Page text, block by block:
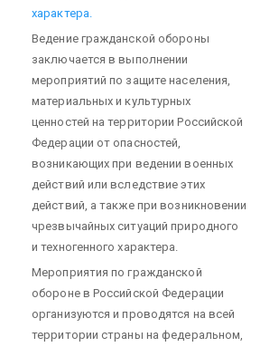
характера.
Ведение гражданской обороны
заключается в выполнении
мероприятий по защите населения,
материальных и культурных
ценностей на территории Российской
Федерации от опасностей,
возникающих при ведении военных
действий или вследствие этих
действий, а также при возникновении
чрезвычайных ситуаций природного
и техногенного характера.
Мероприятия по гражданской
обороне в Российской Федерации
организуются и проводятся на всей
территории страны на федеральном,